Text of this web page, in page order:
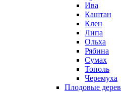
Ива
Каштан
Клен
Липа
Ольха
Рябина
Сумах
Тополь
Черемуха
Плодовые